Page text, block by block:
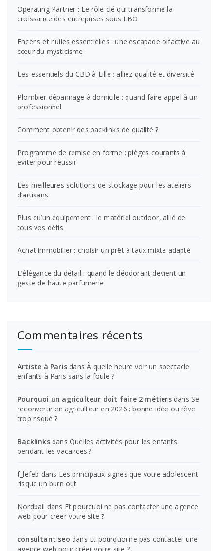
Operating Partner : Le rôle clé qui transforme la
croissance des entreprises sous LBO
Encens et huiles essentielles : une escapade olfactive au
cœur du mysticisme
Les essentiels du CBD à Lille : alliez qualité et diversité
Plombier dépannage à domicile : quand faire appel à un
professionnel
Comment obtenir des backlinks de qualité ?
Programme de remise en forme : pièges courants à
éviter pour réussir
Les meilleures solutions de stockage pour les ateliers
d’artisans
Plus qu’un équipement : le matériel outdoor, allié de
tous vos défis.
Achat immobilier : choisir un prêt à taux mixte adapté
L’élégance du détail : quand le déodorant devient un
geste de haute parfumerie
Commentaires récents
Artiste à Paris dansÀ quelle heure voir un spectacle
enfants à Paris sans la foule ?
Pourquoi un agriculteur doit faire 2 métiersdans Se
reconvertir en agriculteur en 2026 : bonne idée ou rêve
trop risqué ?
BacklinksdansQuelles activités pour les enfants
pendant les vacances ?
f_lefeb dans Les principaux signes que votre adolescent
risque un burn out
Nordbail dans Et pourquoi ne pas contacter une agence
web pour créer votre site ?
consultant seo dans Et pourquoi ne pas contacter une
agence web pour créer votre site ?